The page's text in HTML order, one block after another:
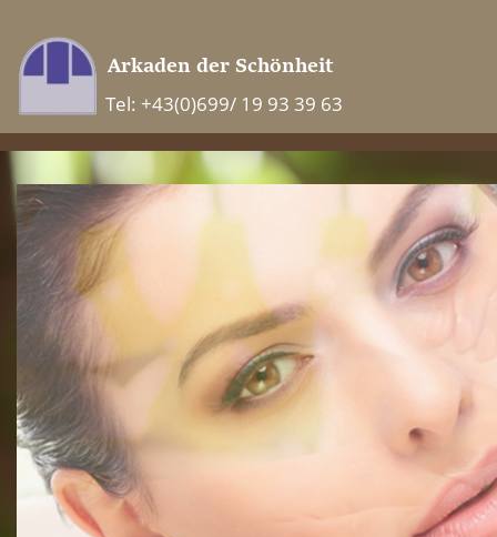
Tel: +43(0)699/ 19 93 39 63